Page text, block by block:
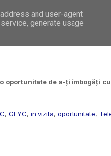
INVOLVED
oportunitate de a-ți îmbogăți
, GEYC, in vizita, oportunitate,
and user-agent
generate usage